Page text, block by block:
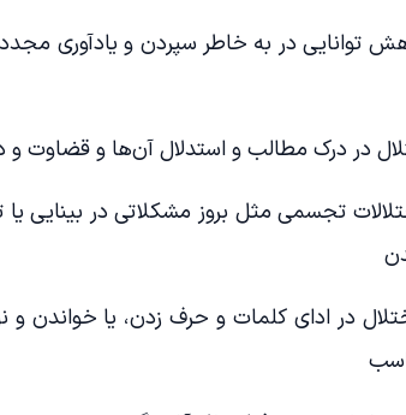
در به خاطر سپردن و یادآوری مجدد
مطالب و استدلال آن‌ها و قضاوت و
مثل بروز مشکلاتی در بینایی یا
کلمات و حرف زدن، یا خواندن و